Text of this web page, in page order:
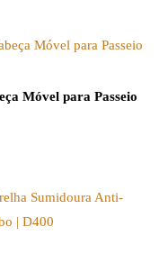
Móvel para Passeio